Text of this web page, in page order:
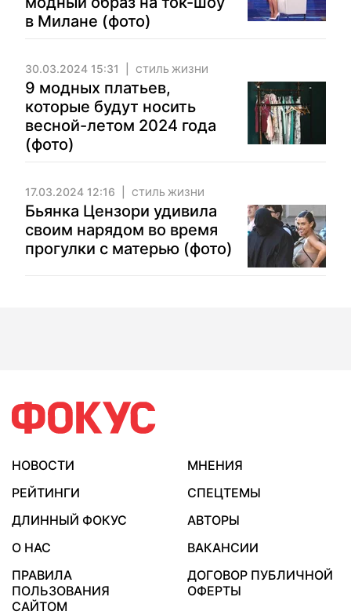
в Милане (фото)
30.03.2024 15:31 СТИЛЬ ЖИЗНИ
9 модных платьев,
которые будут носить
весной-летом 2024 года
(фото)
17.03.2024 12:16 СТИЛЬ ЖИЗНИ
Бьянка Цензори удивила
своим нарядом во время
прогулки с матерью (фото)
НОВОСТИ
МНЕНИЯ
РЕЙТИНГИ
СПЕЦТЕМЫ
ДЛИННЫЙ ФОКУС
АВТОРЫ
О НАС
ВАКАНСИИ
ПРАВИЛА
ПОЛЬЗОВАНИЯ
САЙТОМ
ДОГОВОР ПУБЛИЧНОЙ
ОФЕРТЫ